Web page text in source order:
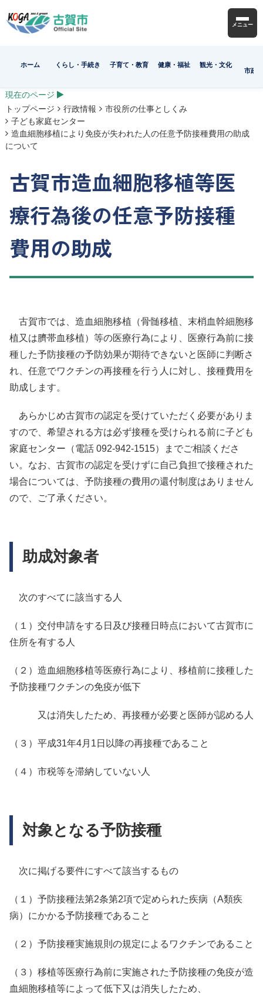
メニュー
ホーム くらし・手続き 子育て・教育 健康・福祉
観光・文化
市政
現在のページ
トップページ
行政情報
市役所の仕事としくみ
子ども家庭センター
造血細胞移植により免疫が失われた人の任意予防接種費用の助成
について
古賀市造血細胞移植等医
療行為後の任意予防接種
費用の助成
古賀市では、造血細胞移植（骨髄移植、末梢血幹細胞移
植又は臍帯血移植）等の医療行為により、医療行為前に接
種した予防接種の予防効果が期待できないと医師に判断さ
れ、任意でワクチンの再接種を行う人に対し、接種費用を
助成します。
あらかじめ古賀市の認定を受けていただく必要がありま
すので、希望される方は必ず接種を受けられる前に子ども
家庭センター（電話 092-942-1515）までご相談くださ
い。なお、古賀市の認定を受けずに自己負担で接種された
場合については、予防接種の費用の還付制度はありません
ので、ご了承ください。
助成対象者
次のすべてに該当する人
（１）交付申請をする日及び接種日時点において古賀市に
住所を有する人
（２）造血細胞移植等医療行為により、移植前に接種した
予防接種ワクチンの免疫が低下
又は消失したため、再接種が必要と医師が認める人
（３）平成31年4月1日以降の再接種であること
（４）市税等を滞納していない人
対象となる予防接種
次に掲げる要件にすべて該当するもの
（１）予防接種法第2条第2項で定められた疾病（A類疾
病）にかかる予防接種であること
（２）予防接種実施規則の規定によるワクチンであること
（３）移植等医療行為前に実施された予防接種の免疫が造
血細胞移植等によって低下又は消失したため、